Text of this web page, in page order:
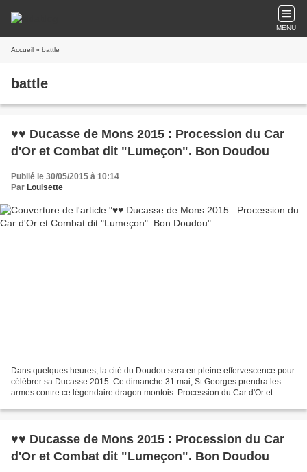
MENU
Accueil » battle
battle
♥♥ Ducasse de Mons 2015 : Procession du Car
d'Or et Combat dit "Lumeçon". Bon Doudou
Publié le 30/05/2015 à 10:14
Par Louisette
Dans quelques heures, la cité du Doudou sera en pleine effervescence pour
célébrer sa Ducasse 2015. Ce dimanche 31 mai, St Georges prendra les
armes contre ce légendaire dragon montois. Procession du Car d'Or et
♥♥ Ducasse de Mons 2015 : Procession du Car
d'Or et Combat dit "Lumeçon". Bon Doudou